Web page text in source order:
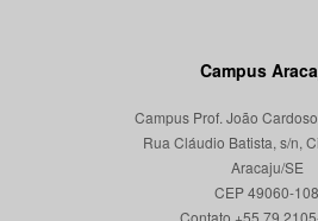
Campus
Campus Prof. João
Rua Cláudio Batista, s/n,
Aracaju/SE
CEP 49060-108